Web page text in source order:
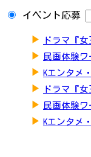
イベント応募
▶ ドラマ『
▶ 民画体験
▶ Kエンタメ
▶ ドラマ『
▶ 民画体験
▶ Kエンタメ